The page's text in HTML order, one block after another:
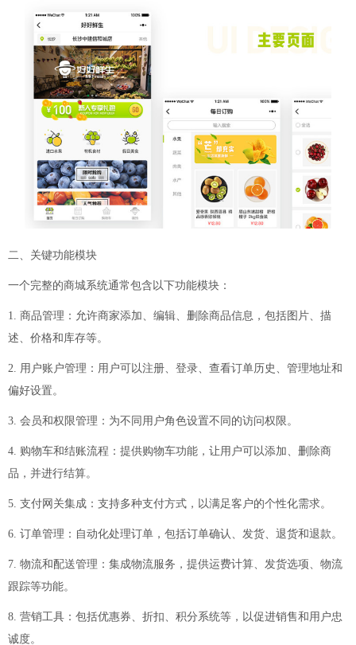
二、关键功能模块
一个完整的商城系统通常包含以下功能模块：
1. 商品管理：允许商家添加、编辑、删除商品信息，包括图片、描
述、价格和库存等。
2. 用户账户管理：用户可以注册、登录、查看订单历史、管理地址和
偏好设置。
3. 会员和权限管理：为不同用户角色设置不同的访问权限。
4. 购物车和结账流程：提供购物车功能，让用户可以添加、删除商
品，并进行结算。
5. 支付网关集成：支持多种支付方式，以满足客户的个性化需求。
6. 订单管理：自动化处理订单，包括订单确认、发货、退货和退款。
7. 物流和配送管理：集成物流服务，提供运费计算、发货选项、物流
跟踪等功能。
8. 营销工具：包括优惠券、折扣、积分系统等，以促进销售和用户忠
诚度。